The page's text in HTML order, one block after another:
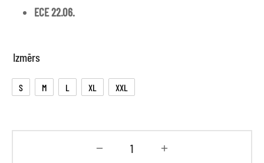
ECE 22.06.
Izmērs
S M L XL XXL